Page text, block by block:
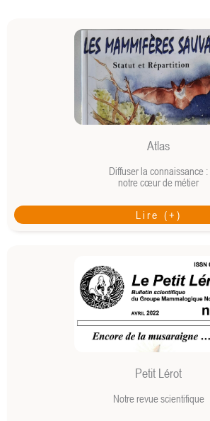
Atlas
Diffuser la connaissance :
notre cœur de métier
Lire (+)
Petit Lérot
Notre revue scientifique